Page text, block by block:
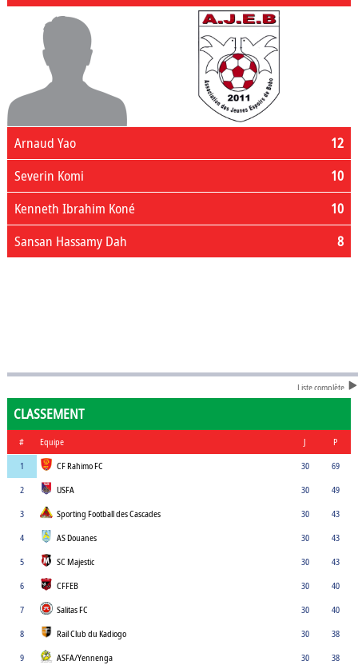
12
Arnaud Yao
10
Severin Komi
10
Kenneth Ibrahim Koné
8
Sansan Hassamy Dah
Liste complète
CLASSEMENT
# Equipe J
P
1
CF Rahimo FC 30
69
2
USFA 30
49
3
Sporting Football des Cascades 30
43
4
AS Douanes 30
43
5
SC Majestic 30
43
6
CFFEB 30
40
7
Salitas FC 30
40
8
Rail Club du Kadiogo 30
38
9
ASFA/Yennenga 30
38